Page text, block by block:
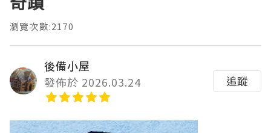
瀏覽次數:2170
後備小屋
發佈於 2026.03.24
追蹤